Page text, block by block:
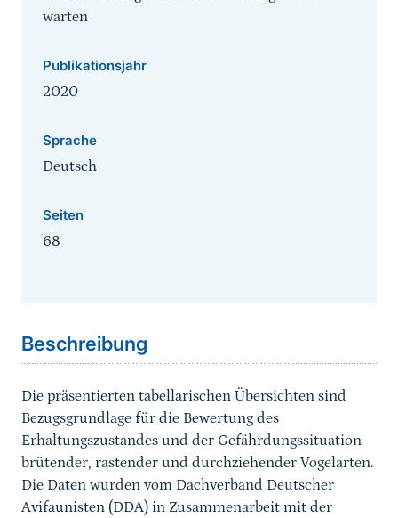
warten
Publikationsjahr
2020
Sprache
Deutsch
Seiten
68
Beschreibung
Die präsentierten tabellarischen Übersichten sind
Bezugsgrundlage für die Bewertung des
Erhaltungszustandes und der Gefährdungssituation
brütender, rastender und durchziehender Vogelarten.
Die Daten wurden vom Dachverband Deutscher
Avifaunisten (DDA) in Zusammenarbeit mit der